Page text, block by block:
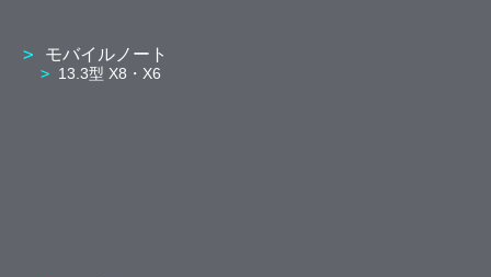
モバイルノート
13.3型 X8・X6